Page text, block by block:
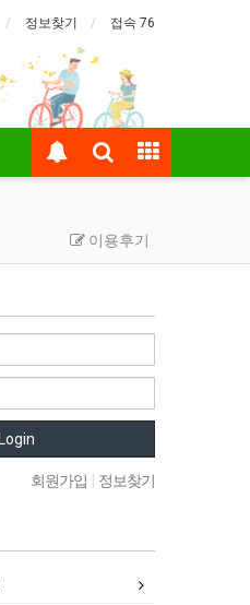
정보찾기 접속 76
이용후기
회원가입 정보찾기